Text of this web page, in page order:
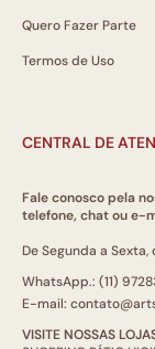
Quero Fazer Parte
Termos de Uso
CENTRAL DE
Fale conosco pela
telefone, chat ou e-
De Segunda a Sexta,
WhatsApp.: (11)
E-mail:
VISITE NOSSAS